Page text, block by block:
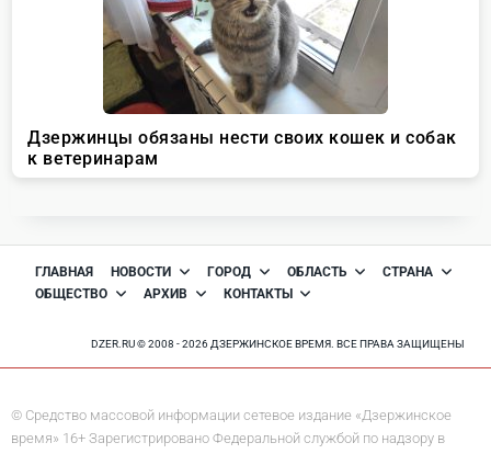
ГЛАВНАЯ НОВОСТИ ГОРОД ОБЛАСТЬ
СТРАНА
ОБЩЕСТВО
АРХИВ КОНТАКТЫ
DZER.RU © 2008 - 2026 ДЗЕРЖИНСКОЕ ВРЕМЯ. ВСЕ ПРАВА ЗАЩИЩЕНЫ
© Средство массовой информации сетевое издание «Дзержинское
время» 16+ Зарегистрировано Федеральной службой по надзору в